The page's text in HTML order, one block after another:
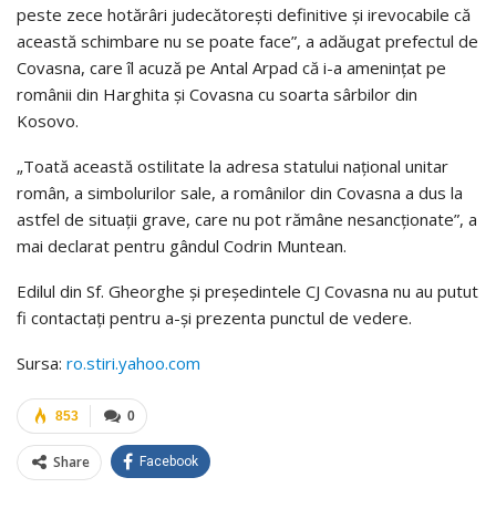
peste zece hotărâri judecătoreşti definitive şi irevocabile că
această schimbare nu se poate face”, a adăugat prefectul de
Covasna, care îl acuză pe Antal Arpad că i-a ameninţat pe
românii din Harghita şi Covasna cu soarta sârbilor din
Kosovo.
„Toată această ostilitate la adresa statului naţional unitar
român, a simbolurilor sale, a românilor din Covasna a dus la
astfel de situaţii grave, care nu pot rămâne nesancţionate”, a
mai declarat pentru gândul Codrin Muntean.
Edilul din Sf. Gheorghe şi preşedintele CJ Covasna nu au putut
fi contactaţi pentru a-şi prezenta punctul de vedere.
Sursa: ro.stiri.yahoo.com
0
853
Share Facebook